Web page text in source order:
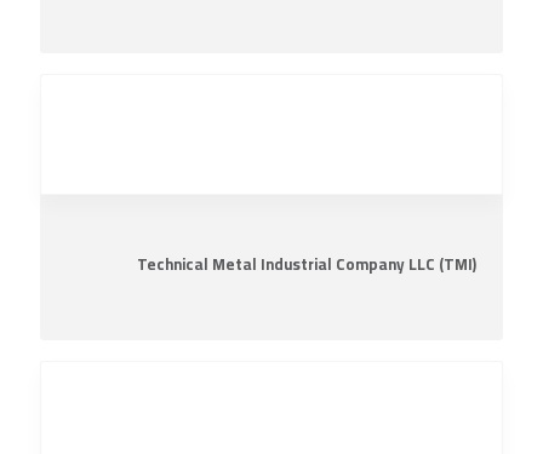
Technical Metal Industrial Company LLC (TMI)